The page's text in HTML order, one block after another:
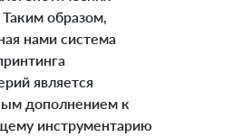
образом,
нами система
является
дополнением к
инструментарию